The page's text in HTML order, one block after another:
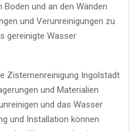
und an den Wänden
und Verunreinigungen zu
gereinigte Wasser
Zisternenreinigung Ingolstadt
und Materialien
und das Wasser
und Installation können